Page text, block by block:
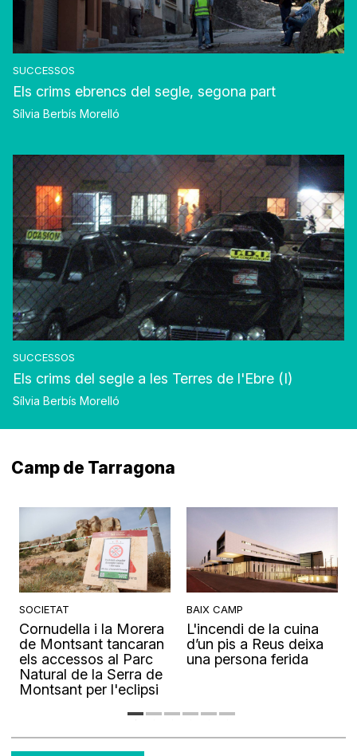
SUCCESSOS
Els crims ebrencs del segle, segona part
Sílvia Berbís Morelló
SUCCESSOS
Els crims del segle a les Terres de l'Ebre (I)
Sílvia Berbís Morelló
Camp de Tarragona
SOCIETAT
Cornudella i la Morera
de Montsant tancaran
els accessos al Parc
Natural de la Serra de
Montsant per l'eclipsi
BAIX CAMP
L'incendi de la cuina
d’un pis a Reus deixa
una persona ferida